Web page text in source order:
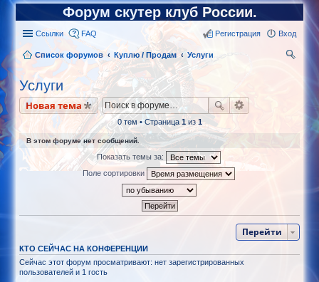
Форум скутер клуб России.
Ссылки FAQ Вход
Регистрация
Список форумов Куплю / Продам
Услуги
Услуги
Новая тема
0 тем • Страница 1из 1
В этом форуме нет сообщений.
Показать темы за:
Поле сортировки
Перейти
КТО СЕЙЧАС НА КОНФЕРЕНЦИИ
Сейчас этот форум просматривают: нет зарегистрированных
пользователей и 1 гость